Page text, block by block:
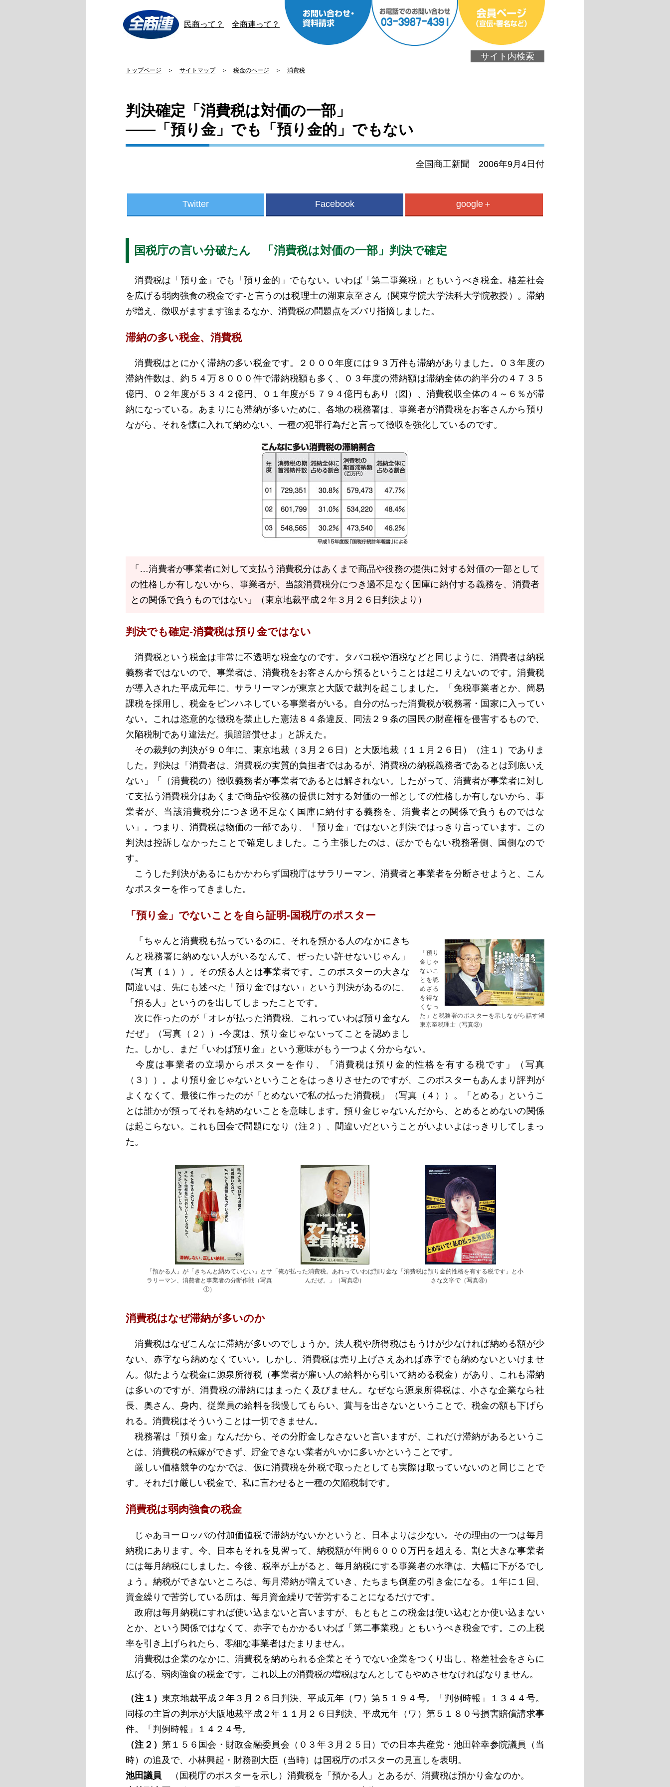
民商って？ 全商連って？
サイト内検索
トップページ ＞ サイトマップ＞ 税金のページ ＞ 消費税
判決確定「消費税は対価の一部」
――「預り金」でも「預り金的」でもない
全国商工新聞 2006年9月4日付
Twitter Facebook google＋
国税庁の言い分破たん 「消費税は対価の一部」判決で確定
消費税は「預り金」でも「預り金的」でもない。いわば「第二事業税」ともいうべき税金。格差社会
を広げる弱肉強食の税金です‐と言うのは税理士の湖東京至さん（関東学院大学法科大学院教授）。滞納
が増え、徴収がますます強まるなか、消費税の問題点をズバリ指摘しました。
滞納の多い税金、消費税
消費税はとにかく滞納の多い税金です。２０００年度には９３万件も滞納がありました。０３年度の
滞納件数は、約５４万８０００件で滞納税額も多く、０３年度の滞納額は滞納全体の約半分の４７３５
億円、０２年度が５３４２億円、０１年度が５７９４億円もあり（図）、消費税収全体の４～６％が滞
納になっている。あまりにも滞納が多いために、各地の税務署は、事業者が消費税をお客さんから預り
ながら、それを懐に入れて納めない、一種の犯罪行為だと言って徴収を強化しているのです。
「…消費者が事業者に対して支払う消費税分はあくまで商品や役務の提供に対する対価の一部として
の性格しか有しないから、事業者が、当該消費税分につき過不足なく国庫に納付する義務を、消費者
との関係で負うものではない」（東京地裁平成２年３月２６日判決より）
判決でも確定‐消費税は預り金ではない
消費税という税金は非常に不透明な税金なのです。タバコ税や酒税などと同じように、消費者は納税
義務者ではないので、事業者は、消費税をお客さんから預るということは起こりえないのです。消費税
が導入された平成元年に、サラリーマンが東京と大阪で裁判を起こしました。「免税事業者とか、簡易
課税を採用し、税金をピンハネしている事業者がいる。自分の払った消費税が税務署・国家に入ってい
ない。これは恣意的な徴税を禁止した憲法８４条違反、同法２９条の国民の財産権を侵害するもので、
欠陥税制であり違法だ。損賠賠償せよ」と訴えた。
その裁判の判決が９０年に、東京地裁（３月２６日）と大阪地裁（１１月２６日）（注１）でありま
した。判決は「消費者は、消費税の実質的負担者ではあるが、消費税の納税義務者であるとは到底いえ
ない」「（消費税の）徴収義務者が事業者であるとは解されない。したがって、消費者が事業者に対し
て支払う消費税分はあくまで商品や役務の提供に対する対価の一部としての性格しか有しないから、事
業者が、当該消費税分につき過不足なく国庫に納付する義務を、消費者との関係で負うものではな
い」。つまり、消費税は物価の一部であり、「預り金」ではないと判決ではっきり言っています。この
判決は控訴しなかったことで確定しました。こう主張したのは、ほかでもない税務署側、国側なので
す。
こうした判決があるにもかかわらず国税庁はサラリーマン、消費者と事業者を分断させようと、こん
なポスターを作ってきました。
「預り金」でないことを自ら証明‐国税庁のポスター
「預り
金じゃ
ないこ
とを認
めざる
を得な
くなっ
た」と税務署のポスターを示しながら話す湖
東京至税理士（写真③）
「ちゃんと消費税も払っているのに、それを預かる人のなかにきち
んと税務署に納めない人がいるなんて、ぜったい許せないじゃん」
（写真（１））。その預る人とは事業者です。このポスターの大きな
間違いは、先にも述べた「預り金ではない」という判決があるのに、
「預る人」というのを出してしまったことです。
次に作ったのが「オレが払った消費税、これっていわば預り金なん
だぜ」（写真（２））‐今度は、預り金じゃないってことを認めまし
た。しかし、まだ「いわば預り金」という意味がもう一つよく分からない。
今度は事業者の立場からポスターを作り、「消費税は預り金的性格を有する税です」（写真
（３））。より預り金じゃないということをはっきりさせたのですが、このポスターもあんまり評判が
よくなくて、最後に作ったのが「とめないで私の払った消費税」（写真（４））。「とめる」というこ
とは誰かが預ってそれを納めないことを意味します。預り金じゃないんだから、とめるとめないの関係
は起こらない。これも国会で問題になり（注２）、間違いだということがいよいよはっきりしてしまっ
た。
「預かる人」が「きちんと納めていない」とサ
ラリーマン、消費者と事業者の分断作戦（写真
①）
「俺が払った消費税。あれっていわば預り金な
んだぜ。」（写真②）
「消費税は預り金的性格を有する税です」と小
さな文字で（写真④）
消費税はなぜ滞納が多いのか
消費税はなぜこんなに滞納が多いのでしょうか。法人税や所得税はもうけが少なければ納める額が少
ない、赤字なら納めなくていい。しかし、消費税は売り上げさえあれば赤字でも納めないといけませ
ん。似たような税金に源泉所得税（事業者が雇い人の給料から引いて納める税金）があり、これも滞納
は多いのですが、消費税の滞納にはまったく及びません。なぜなら源泉所得税は、小さな企業なら社
長、奥さん、身内、従業員の給料を我慢してもらい、賞与を出さないということで、税金の額も下げら
れる。消費税はそういうことは一切できません。
税務署は「預り金」なんだから、その分貯金しなさないと言いますが、これだけ滞納があるというこ
とは、消費税の転嫁ができず、貯金できない業者がいかに多いかということです。
厳しい価格競争のなかでは、仮に消費税を外税で取ったとしても実際は取っていないのと同じことで
す。それだけ厳しい税金で、私に言わせると一種の欠陥税制です。
消費税は弱肉強食の税金
じゃあヨーロッパの付加価値税で滞納がないかというと、日本よりは少ない。その理由の一つは毎月
納税にあります。今、日本もそれを見習って、納税額が年間６０００万円を超える、割と大きな事業者
には毎月納税にしました。今後、税率が上がると、毎月納税にする事業者の水準は、大幅に下がるでし
ょう。納税ができないところは、毎月滞納が増えていき、たちまち倒産の引き金になる。１年に１回、
資金繰りで苦労している所は、毎月資金繰りで苦労することになるだけです。
政府は毎月納税にすれば使い込まないと言いますが、もともとこの税金は使い込むとか使い込まない
とか、という関係ではなくて、赤字でもかかるいわば「第二事業税」ともいうべき税金です。この上税
率を引き上げられたら、零細な事業者はたまりません。
消費税は企業のなかに、消費税を納められる企業とそうでない企業をつくり出し、格差社会をさらに
広げる、弱肉強食の税金です。これ以上の消費税の増税はなんとしてもやめさせなければなりません。
（注１）東京地裁平成２年３月２６日判決、平成元年（ワ）第５１９４号。「判例時報」１３４４号。
同様の主旨の判示が大阪地裁平成２年１１月２６日判決、平成元年（ワ）第５１８０号損害賠償請求事
件。「判例時報」１４２４号。
（注２）第１５６国会・財政金融委員会（０３年３月２５日）での日本共産党・池田幹幸参院議員（当
時）の追及で、小林興起・財務副大臣（当時）は国税庁のポスターの見直しを表明。
池田議員 （国税庁のポスターを示し）消費税を「預かる人」とあるが、消費税は預かり金なのか。